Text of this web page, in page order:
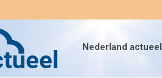
Nederland actueel